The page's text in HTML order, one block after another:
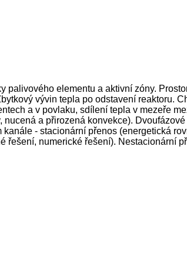
elementu a aktivní zóny.
vývin tepla po odstavení reaktoru.
a v povlaku, sdílení tepla v mezeře
a přirozená konvekce).
- stacionární přenos (energetická
numerické řešení). Nestacionární